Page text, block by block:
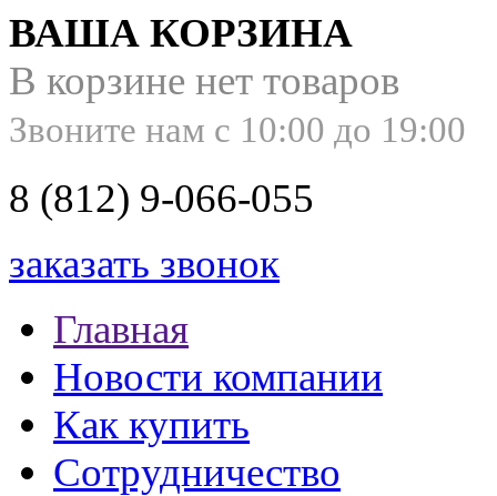
ВАША КОРЗИНА
В корзине нет товаров
Звоните нам с 10:00 до 19:00
8 (812) 9-066-055
заказать звонок
Главная
Новости компании
Как купить
Сотрудничество